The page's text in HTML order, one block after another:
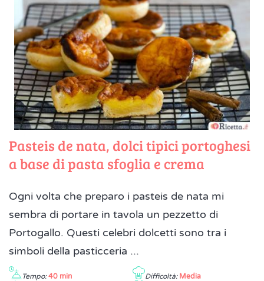
Pasteis de nata, dolci tipici portoghesi
a base di pasta sfoglia e crema
Ogni volta che preparo i pasteis de nata mi
sembra di portare in tavola un pezzetto di
Portogallo. Questi celebri dolcetti sono tra i
simboli della pasticceria ...
Tempo: 40 min Difficoltà: Media